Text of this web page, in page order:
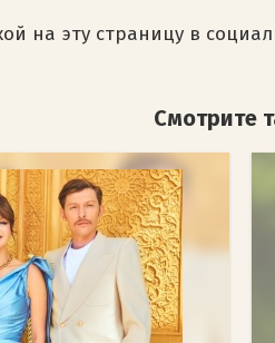
на эту страницу в
Смотрите